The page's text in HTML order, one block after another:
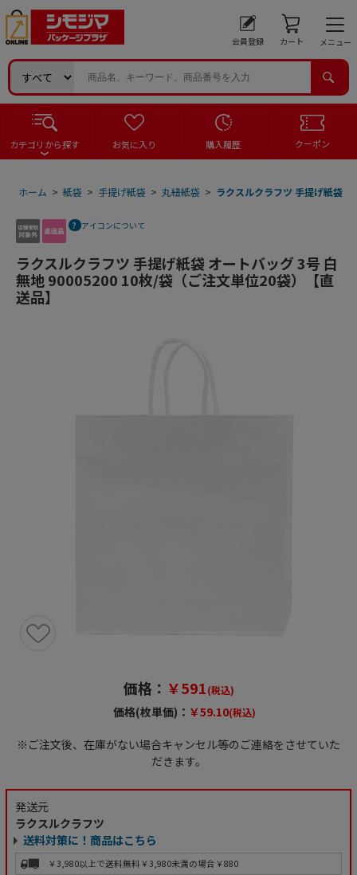
会員登録 カート メニュー
カテゴリから探す お気に入り 購入履歴 クーポン
ホーム > 紙袋 > 手提げ紙袋 > 丸紐紙袋 > ラクスルクラフツ 手提げ紙袋
アイコンについて
ラクスルクラフツ 手提げ紙袋 オートバッグ 3号 白
無地 90005200 10枚/袋（ご注文単位20袋）【直
送品】
価格： ￥591(税込)
価格(枚単価)： ￥59.10(税込)
※ご注文後、在庫がない場合キャンセル等のご連絡をさせていた
だきます。
発送元
ラクスルクラフツ
送料対策に！商品はこちら
￥3,980以上で送料無料 ￥3,980未満の場合￥880